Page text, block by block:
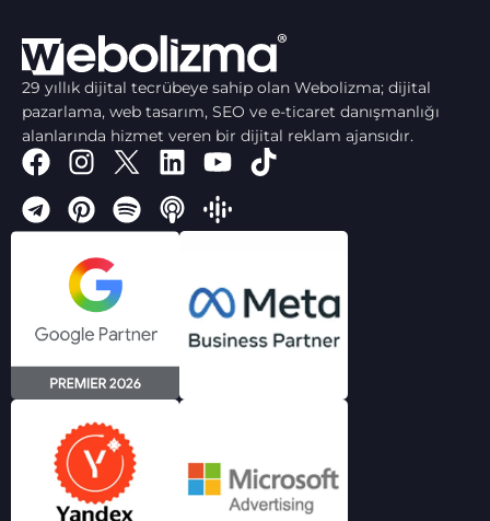
29 yıllık dijital tecrübeye sahip olan Webolizma; dijital
pazarlama, web tasarım, SEO ve e-ticaret danışmanlığı
alanlarında hizmet veren bir dijital reklam ajansıdır.